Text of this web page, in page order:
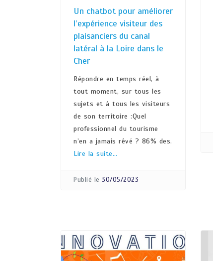
Un chatbot pour améliorer
l’expérience visiteur des
plaisanciers du canal
latéral à la Loire dans le
Cher
Répondre en temps réel, à
tout moment, sur tous les
sujets et à tous les visiteurs
de son territoire :Quel
professionnel du tourisme
n’en a jamais rêvé ? 86% des.
Lire la suite…
Publié le 30/05/2023